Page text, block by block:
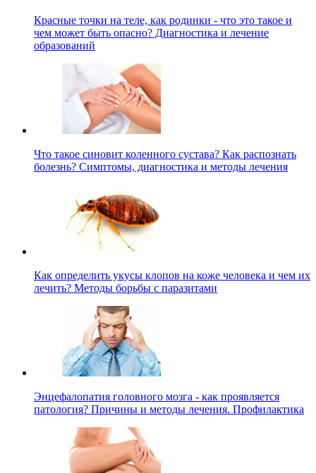
Красные точки на теле, как родинки - что это такое и
чем может быть опасно? Диагностика и лечение
образований
Что такое синовит коленного сустава? Как распознать
болезнь? Симптомы, диагностика и методы лечения
Как определить укусы клопов на коже человека и чем их
лечить? Методы борьбы с паразитами
Энцефалопатия головного мозга - как проявляется
патология? Причины и методы лечения. Профилактика